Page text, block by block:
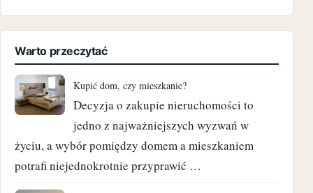
marzec 2023
wrzesień 2022
Warto przeczytać
Kupić dom, czy mieszkanie?
Decyzja o zakupie nieruchomości to
jedno z najważniejszych wyzwań w
życiu, a wybór pomiędzy domem a mieszkaniem
potrafi niejednokrotnie przyprawić …